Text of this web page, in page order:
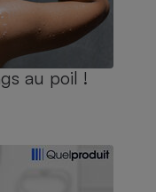
au poil !